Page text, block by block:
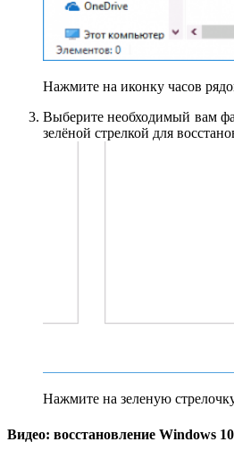
Нажмите на иконку часов
Выберите необходимый вам
зелёной стрелкой для
Нажмите на зеленую
Видео: восстановление Windows